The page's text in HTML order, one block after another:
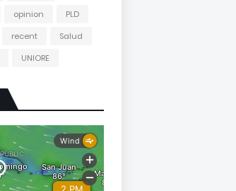
opinion
PLD
recent
Salud
UNIORE